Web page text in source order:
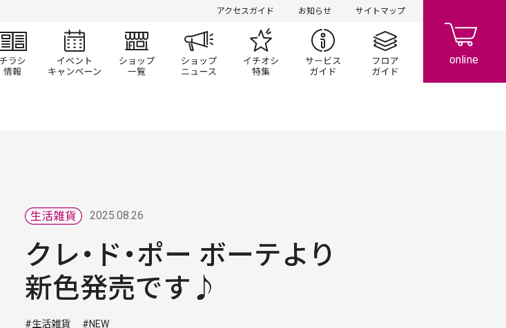
アクセスガイド お知らせ サイトマップ
チラシ情報 イベント/キャンペーン
ショップ一覧 ショップニュースイチオシ特集 サービスガイドフロアガイド
2025.08.26
クレ・ド・ポー ボーテより
新色発売です♪
#生活雑貨 #NEW